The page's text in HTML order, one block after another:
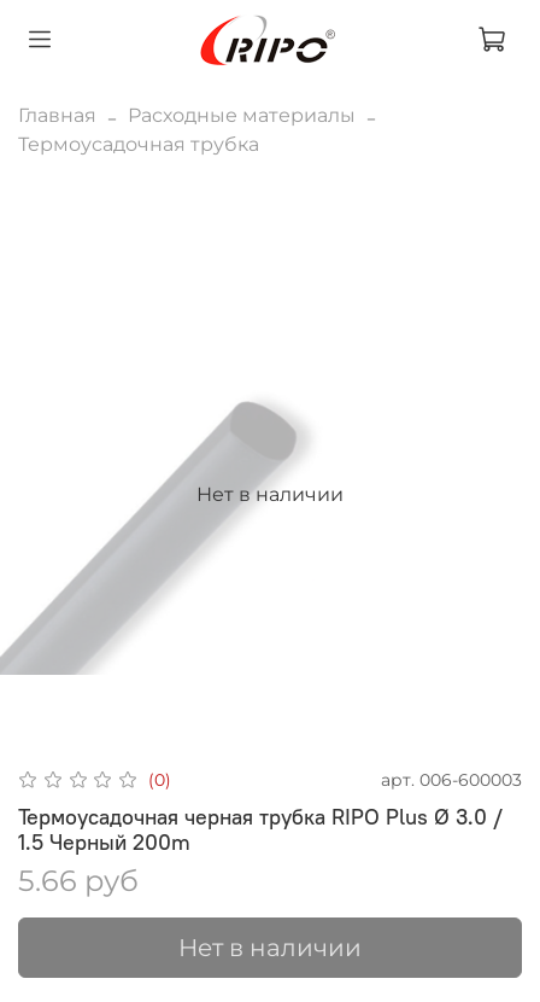
Главная
Расходные материалы
Термоусадочная трубка
Нет в наличии
(0) арт. 006-600003
Термоусадочная черная трубка RIPO Plus Ø 3.0 /
1.5 Черный 200m
5.66 руб
Нет в наличии